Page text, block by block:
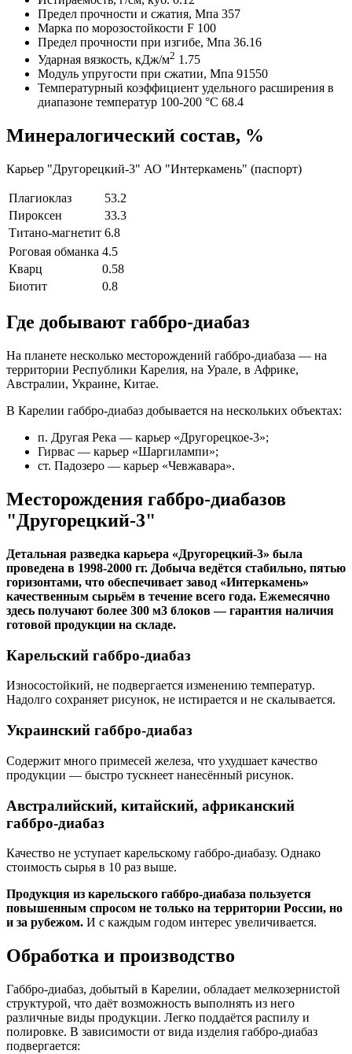
Предел прочности и сжатия, Мпа 357
Марка по морозостойкости F 100
Предел прочности при изгибе, Мпа 36.16
Ударная вязкость, кДж/м2 1.75
Модуль упругости при сжатии, Мпа 91550
Температурный коэффициент удельного расширения в
диапазоне температур 100-200 °C 68.4
Минералогический состав, %
Карьер "Другорецкий-3" АО "Интеркамень" (паспорт)
Плагиоклаз
53.2
Пироксен
33.3
Титано-магнетит 6.8
Роговая обманка 4.5
Кварц
0.58
Биотит
0.8
Где добывают габбро-диабаз
На планете несколько месторождений габбро-диабаза — на
территории Республики Карелия, на Урале, в Африке,
Австралии, Украине, Китае.
В Карелии габбро-диабаз добывается на нескольких объектах:
п. Другая Река — карьер «Другорецкое-3»;
Гирвас — карьер «Шаргилампи»;
ст. Падозеро — карьер «Чевжавара».
Месторождения габбро-диабазов
"Другорецкий-3"
Детальная разведка карьера «Другорецкий-3» была
проведена в 1998-2000 гг. Добыча ведётся стабильно, пятью
горизонтами, что обеспечивает завод «Интеркамень»
качественным сырьём в течение всего года. Ежемесячно
здесь получают более 300 м3 блоков — гарантия наличия
готовой продукции на складе.
Карельский габбро-диабаз
Износостойкий, не подвергается изменению температур.
Надолго сохраняет рисунок, не истирается и не скалывается.
Украинский габбро-диабаз
Содержит много примесей железа, что ухудшает качество
продукции — быстро тускнеет нанесённый рисунок.
Австралийский, китайский, африканский
габбро-диабаз
Качество не уступает карельскому габбро-диабазу. Однако
стоимость сырья в 10 раз выше.
Продукция из карельского габбро-диабаза пользуется
повышенным спросом не только на территории России, но
и за рубежом. И с каждым годом интерес увеличивается.
Обработка и производство
Габбро-диабаз, добытый в Карелии, обладает мелкозернистой
структурой, что даёт возможность выполнять из него
различные виды продукции. Легко поддаётся распилу и
полировке. В зависимости от вида изделия габбро-диабаз
подвергается: